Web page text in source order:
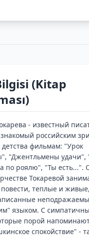
(Kitap
- известный
российским
фильмам: "Урок
"Джентльмены
по роялю", "Ты есть...".
Токаревой
повести, теплые и
языком. С
порой
спокойствие" -